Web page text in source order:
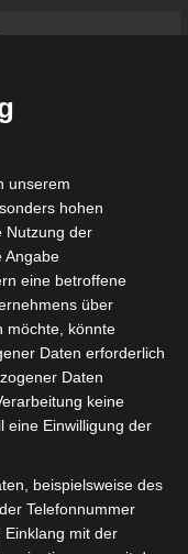
23. August
der ersten 15
2026/2027
2026/2027 –
19./20.
– AS Soliman
2 zu
Gordon House, Barrow
Es werden seitens
Welche Daten genau
Datenschutzbedingungen
unserem
hohen
Nutzung der
Angabe
eine betroffene
über
möchte, könnte
Daten erforderlich
Daten
keine
eine Einwilligung der
beispielsweise des
Telefonnummer
mit der